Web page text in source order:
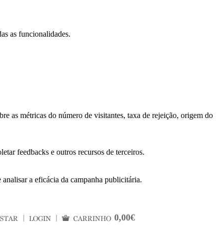
as funcionalidades.
as métricas do número de visitantes, taxa de rejeição, origem do
feedbacks e outros recursos de terceiros.
a eficácia da campanha publicitária.
0,00€